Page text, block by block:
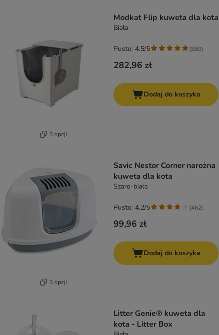
3 opcji
Modkat Flip kuweta dla kota
Biała
282,96 zł
Pusto: 4.5/5 (880)
Dodaj do koszyka
3 opcji
Savic Nestor Corner narożna
kuweta dla kota
Szaro-biała
99,96 zł
Pusto: 4.2/5 (462)
Dodaj do koszyka
Litter Genie® kuweta dla
kota - Litter Box